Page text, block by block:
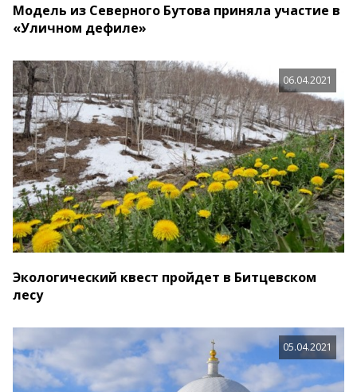
Модель из Северного Бутова приняла участие в
«Уличном дефиле»
06.04.2021
Экологический квест пройдет в Битцевском
лесу
05.04.2021